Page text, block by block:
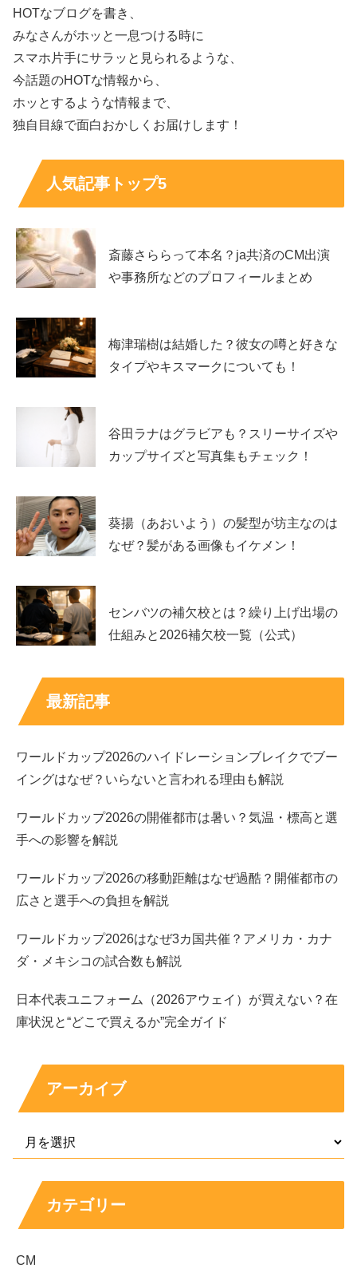
上原実矩のデビューのきっかけや経歴プロ
フィール、主な芸能活動
上原実矩さんは子役期から活動し、映画・ドラマ・MV・
CMと幅広い現場で経験を積んできました。近年は主演作
や話題作への参加も増え、演技の幅がさらに注目されてい
ここでは、デビューの流れ、公式情報ベースのプロフィー
ル表、そして代表的な出演作とCMをまとめて確認しま
子役からの歩み：スクリーンデビューから主演作
まで
上原実矩さんは幼い頃から芸能活動を始め、2010年公開
話題作に出演を重ね、作品ごとに印象を更新してきまし
た。近年は主演作もあり、
子役出身ならではの現場慣れと、役ごとに空気を変える表
現力が強みと言えそうです。
生年月日
1998年11月4日
出身
特技
日舞、空手、シアタージャズ
所属
HOTなブログを書き、
みなさんがホッと一息つける時に
スマホ片手にサラッと見られるような、
今話題のHOTな情報から、
ホッとするような情報まで、
独自目線で面白おかしくお届けします！
人気記事トップ5
斎藤さららって本名？ja共済のCM出演
や事務所などのプロフィールまとめ
梅津瑞樹は結婚した？彼女の噂と好きな
タイプやキスマークについても！
谷田ラナはグラビアも？スリーサイズや
カップサイズと写真集もチェック！
葵揚（あおいよう）の髪型が坊主なのは
なぜ？髪がある画像もイケメン！
センバツの補欠校とは？繰り上げ出場の
仕組みと2026補欠校一覧（公式）
最新記事
ワールドカップ2026のハイドレーションブレイクでブー
イングはなぜ？いらないと言われる理由も解説
ワールドカップ2026の開催都市は暑い？気温・標高と選
手への影響を解説
ワールドカップ2026の移動距離はなぜ過酷？開催都市の
広さと選手への負担を解説
ワールドカップ2026はなぜ3カ国共催？アメリカ・カナ
ダ・メキシコの試合数も解説
日本代表ユニフォーム（2026アウェイ）が買えない？在
庫状況と“どこで買えるか”完全ガイド
アーカイブ
カテゴリー
CM